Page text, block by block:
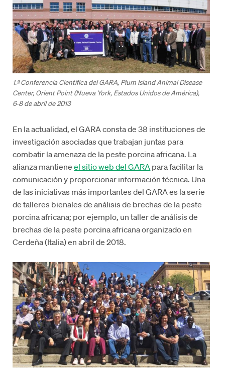
1.ª Conferencia Científica del GARA, Plum Island Animal Disease
Center, Orient Point (Nueva York, Estados Unidos de América),
6‑8 de abril de 2013
En la actualidad, el GARA consta de 38 instituciones de
investigación asociadas que trabajan juntas para
combatir la amenaza de la peste porcina africana. La
alianza mantieneel sitio web del GARApara facilitar la
comunicación y proporcionar información técnica. Una
de las iniciativas más importantes del GARA es la serie
de talleres bienales de análisis de brechas de la peste
porcina africana; por ejemplo, un taller de análisis de
brechas de la peste porcina africana organizado en
Cerdeña (Italia) en abril de 2018.